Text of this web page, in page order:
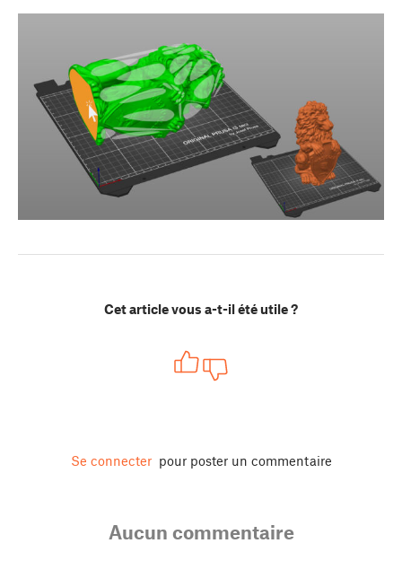
Cet article vous a-t-il été utile ?
Se connecter pour poster un commentaire
Aucun commentaire